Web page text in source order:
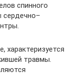
спинного
сердечно–
характеризуется
травмы.